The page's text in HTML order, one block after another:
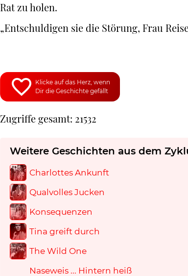
Rat zu holen.
„Entschuldigen sie die Störung, Frau
Klicke auf das Herz, wenn
Dir die Geschichte gefällt
Zugriffe gesamt: 21532
Weitere Geschichten aus dem
Charlottes Ankunft
Qualvolles Jucken
Konsequenzen
Tina greift durch
The Wild One
Naseweis ... Hintern heiß